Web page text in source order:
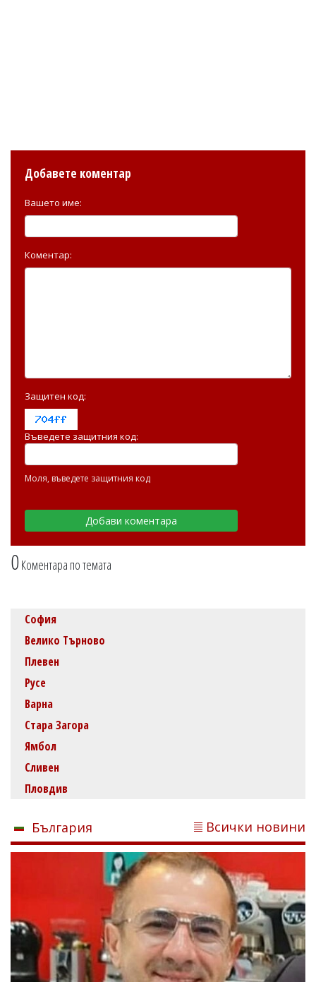
0Коментара по темата
Добавете коментар
Вашето име:
Коментар:
Защитен код:
Въведете защитния код:
Моля, въведете защитния код
София
Велико Търново
Плевен
Русе
Варна
Стара Загора
Ямбол
Сливен
Пловдив
България Всички новини